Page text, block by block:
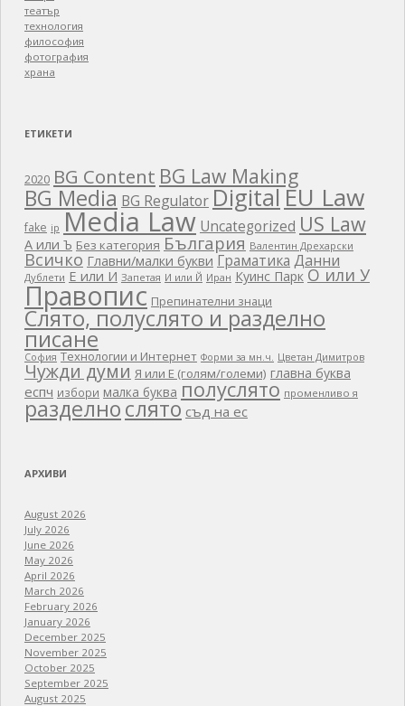
театър
технология
философия
фотография
храна
ЕТИКЕТИ
2020 BG Content BG Law Making
BG Media BG RegulatorDigitalEU Law
fake ip Media Law Uncategorized US Law
А или Ъ Без категория България Валентин Дрехарски
Всичко Главни/малки букви Граматика Данни
Дублети Е или И Запетая И или Й Иран Куинс Парк О или У
Правопис Препинателни знаци
Слято, полуслято и разделно
писане
София Технологии и Интернет Форми за мн.ч. Цветан Димитров
Чужди думи Я или Е (голям/големи) главна буква
еспч избори малка буква полуслято променливо я
разделнослято съд на ес
АРХИВИ
August 2026
July 2026
June 2026
May 2026
April 2026
March 2026
February 2026
January 2026
December 2025
November 2025
October 2025
September 2025
August 2025